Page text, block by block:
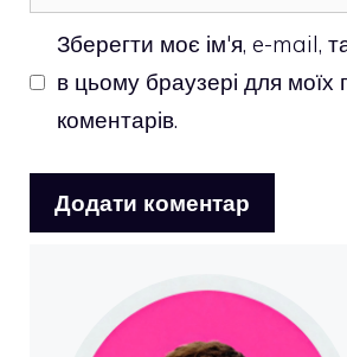
Зберегти моє ім'я, e-mail,
в цьому браузері для
коментарів.